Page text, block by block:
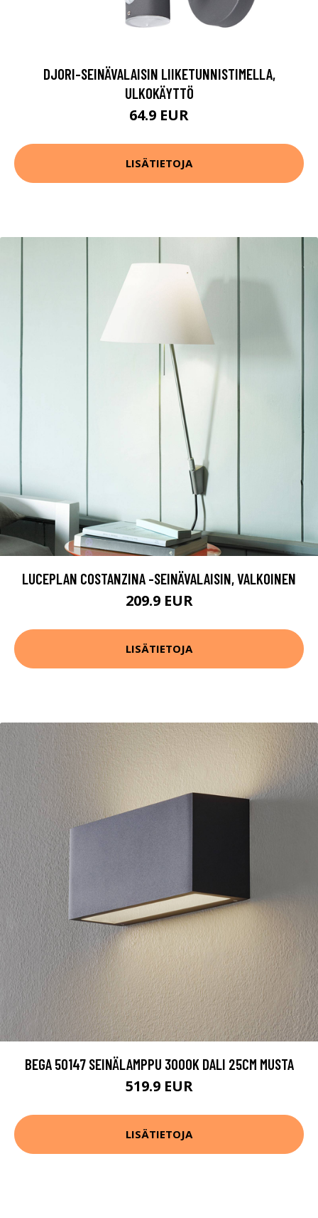
DJORI-SEINÄVALAISIN LIIKETUNNISTIMELLA,
ULKOKÄYTTÖ
64.9 EUR
LISÄTIETOJA
LUCEPLAN COSTANZINA -SEINÄVALAISIN, VALKOINEN
209.9 EUR
LISÄTIETOJA
BEGA 50147 SEINÄLAMPPU 3000K DALI 25CM MUSTA
519.9 EUR
LISÄTIETOJA